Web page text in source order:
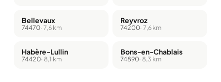
Bellevaux
74470· 7,6 km
Reyvroz
74200· 7,6 km
Habère-Lullin
74420· 8,1 km
Bons-en-Chablais
74890· 8,3 km